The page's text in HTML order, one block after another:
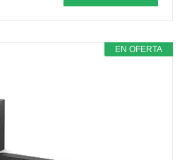
EN OFERTA